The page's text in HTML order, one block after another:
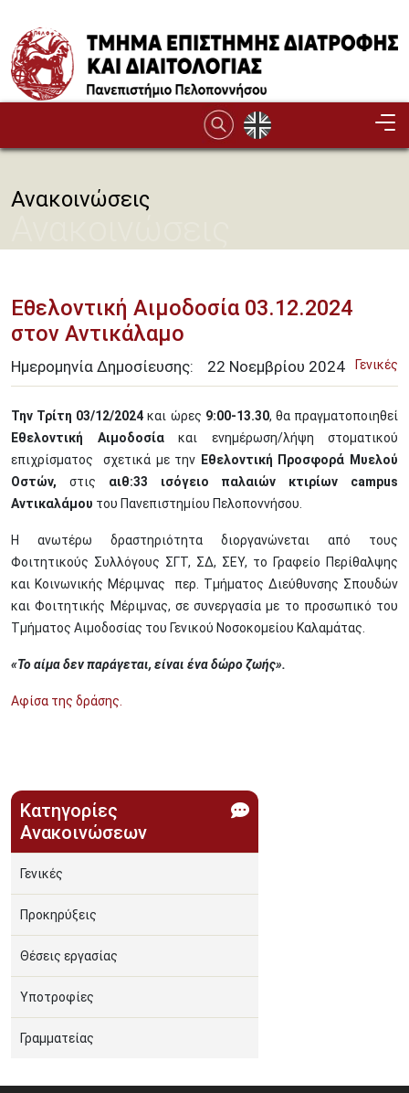
Ανακοινώσεις
Εθελοντική Αιμοδοσία 03.12.2024
στον Αντικάλαμο
Γενικές
Ημερομηνία Δημοσίευσης: 22 Νοεμβρίου 2024
Την Τρίτη 03/12/2024 και ώρες 9:00-13.30, θα πραγματοποιηθεί
Εθελοντική Αιμοδοσίακαι ενημέρωση/λήψη στοματικού
επιχρίσματος σχετικά με την Εθελοντική Προσφορά Μυελού
Οστών, στις αιθ:33
ισόγειο παλαιών κτιρίων campus
Αντικαλάμου του Πανεπιστημίου Πελοποννήσου.
Η ανωτέρω δραστηριότητα διοργανώνεται από τους
Φοιτητικούς Συλλόγους ΣΓΤ, ΣΔ, ΣΕΥ, το Γραφείο Περίθαλψης
και Κοινωνικής Μέριμνας περ. Τμήματος Διεύθυνσης Σπουδών
και Φοιτητικής Μέριμνας, σε συνεργασία με το προσωπικό του
Τμήματος Αιμοδοσίας του Γενικού Νοσοκομείου Καλαμάτας.
«Το αίμα δεν παράγεται, είναι ένα δώρο ζωής».
Αφίσα της δράσης.
Κατηγορίες
Ανακοινώσεων
Γενικές
Προκηρύξεις
Θέσεις εργασίας
Υποτροφίες
Γραμματείας